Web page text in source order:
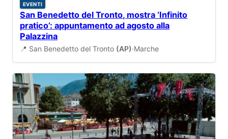
EVENTI
San Benedetto del Tronto, mostra ‘Infinito
pratico’: appuntamento ad agosto alla
Palazzina
📍 San Benedetto del Tronto (AP)·Marche